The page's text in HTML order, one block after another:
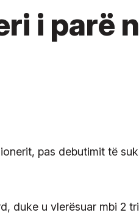
i parë
pas debutimit të
duke u vlerësuar mbi 2